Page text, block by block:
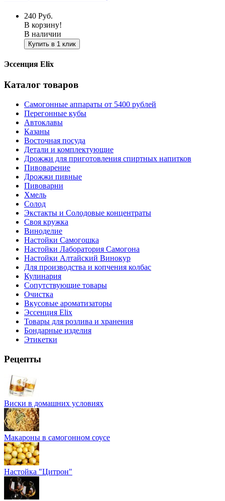
240 Руб.
В корзину!
В наличии
Купить в 1 клик
Эссенция Elix
Каталог товаров
Самогонные аппараты от 5400 рублей
Перегонные кубы
Автоклавы
Казаны
Восточная посуда
Детали и комплектующие
Дрожжи для приготовления спиртных напитков
Пивоварение
Дрожжи пивные
Пивоварни
Хмель
Солод
Экстакты и Солодовые концентраты
Своя кружка
Виноделие
Настойки Самогошка
Настойки Лаборатория Самогона
Настойки Алтайский Винокур
Для производства и копчения колбас
Кулинария
Сопутствующие товары
Очистка
Вкусовые ароматизаторы
Эссенция Elix
Товары для розлива и хранения
Бондарные изделия
Этикетки
Рецепты
Виски в домашних условиях
Макароны в самогонном соусе
Настойка "Цитрон"